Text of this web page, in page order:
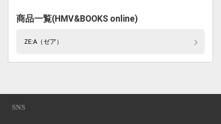
商品一覧(HMV&BOOKS online)
ZE:A（ゼア）
SNS